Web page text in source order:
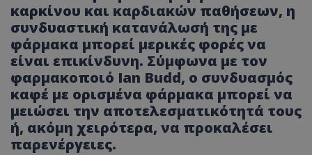
καρκίνου και καρδιακών παθήσεων, η
συνδυαστική κατανάλωσή της με
φάρμακα μπορεί μερικές φορές να
είναι επικίνδυνη. Σύμφωνα με τον
φαρμακοποιό Ian Budd, ο συνδυασμός
καφέ με ορισμένα φάρμακα μπορεί να
μειώσει την αποτελεσματικότητά τους
ή, ακόμη χειρότερα, να προκαλέσει
παρενέργειες.